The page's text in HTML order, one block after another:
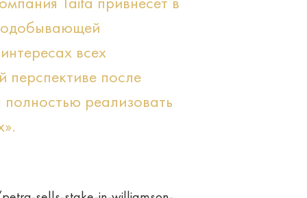
Taifa привнесет в
всех
перспективе после
реализовать